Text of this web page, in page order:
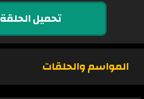
تحميل الحلقة
المواسم والحلقات